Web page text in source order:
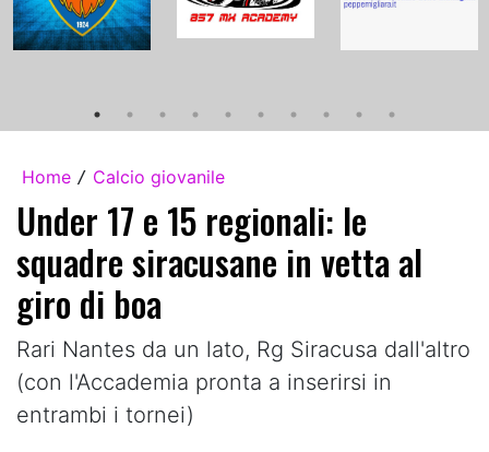
Home / Calcio giovanile
Under 17 e 15 regionali: le
squadre siracusane in vetta al
giro di boa
Rari Nantes da un lato, Rg Siracusa dall'altro
(con l'Accademia pronta a inserirsi in
entrambi i tornei)